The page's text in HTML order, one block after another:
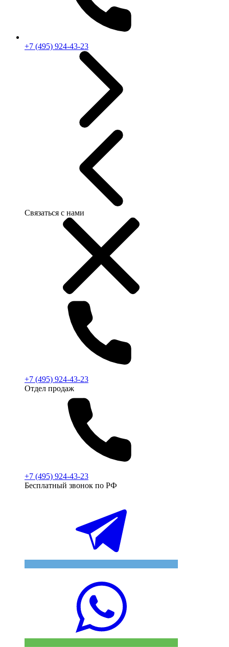
+7 (495) 924-43-23
Связаться с нами
+7 (495) 924-43-23
Отдел продаж
+7 (495) 924-43-23
Бесплатный звонок по РФ